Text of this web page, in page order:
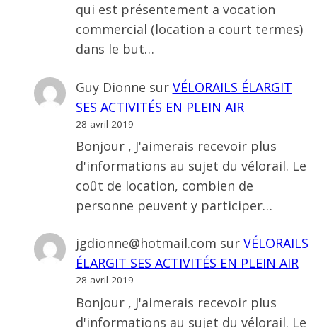
qui est présentement a vocation
commercial (location a court termes)
dans le but…
Guy Dionne sur VÉLORAILS ÉLARGIT
SES ACTIVITÉS EN PLEIN AIR
28 avril 2019
Bonjour , J'aimerais recevoir plus
d'informations au sujet du vélorail. Le
coût de location, combien de
personne peuvent y participer…
jgdionne@hotmail.com sur VÉLORAILS
ÉLARGIT SES ACTIVITÉS EN PLEIN AIR
28 avril 2019
Bonjour , J'aimerais recevoir plus
d'informations au sujet du vélorail. Le